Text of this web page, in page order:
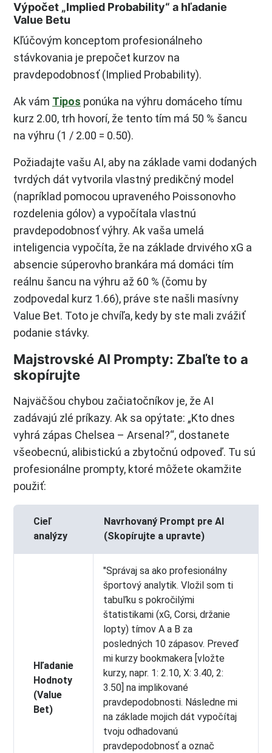
Výpočet „Implied Probability“ a hľadanie
Value Betu
Kľúčovým konceptom profesionálneho
stávkovania je prepočet kurzov na
pravdepodobnosť (Implied Probability).
Ak vám Tipos ponúka na výhru domáceho tímu
kurz 2.00, trh hovorí, že tento tím má 50 % šancu
na výhru (1 / 2.00 = 0.50).
Požiadajte vašu AI, aby na základe vami dodaných
tvrdých dát vytvorila vlastný predikčný model
(napríklad pomocou upraveného Poissonovho
rozdelenia gólov) a vypočítala vlastnú
pravdepodobnosť výhry. Ak vaša umelá
inteligencia vypočíta, že na základe drvivého xG a
absencie súperovho brankára má domáci tím
reálnu šancu na výhru až 60 % (čomu by
zodpovedal kurz 1.66), práve ste našli masívny
Value Bet. Toto je chvíľa, kedy by ste mali zvážiť
podanie stávky.
Majstrovské AI Prompty: Zbaľte to a
skopírujte
Najväčšou chybou začiatočníkov je, že AI
zadávajú zlé príkazy. Ak sa opýtate: „Kto dnes
vyhrá zápas Chelsea – Arsenal?“, dostanete
všeobecnú, alibistickú a zbytočnú odpoveď. Tu sú
profesionálne prompty, ktoré môžete okamžite
použiť:
Cieľ
analýzy
Navrhovaný Prompt pre AI
(Skopírujte a upravte)
Hľadanie
Hodnoty
(Value
Bet)
"Správaj sa ako profesionálny
športový analytik. Vložil som ti
tabuľku s pokročilými
štatistikami (xG, Corsi, držanie
lopty) tímov A a B za
posledných 10 zápasov. Preveď
mi kurzy bookmakera [vložte
kurzy, napr. 1: 2.10, X: 3.40, 2:
3.50] na implikované
pravdepodobnosti. Následne mi
na základe mojich dát vypočítaj
tvoju odhadovanú
pravdepodobnosť a označ